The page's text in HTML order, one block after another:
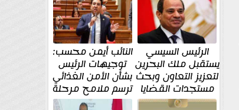
الرئيس السيسي
يستقبل ملك البحرين
لتعزيز التعاون وبحث
مستجدات القضايا
الإقليمية والدولية
النائب أيمن محسب:
توجيهات الرئيس
بشأن الأمن الغذائي
ترسم ملامح مرحلة
جديدة